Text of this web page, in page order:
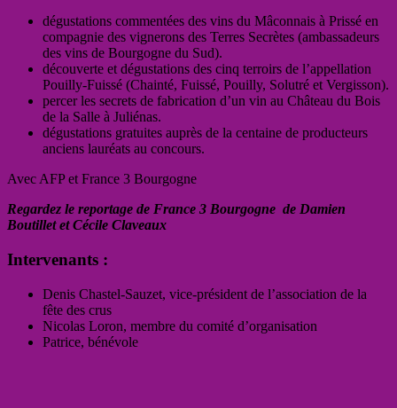
dégustations commentées des vins du Mâconnais à Prissé en
compagnie des vignerons des Terres Secrètes (ambassadeurs
des vins de Bourgogne du Sud).
découverte et dégustations des cinq terroirs de l’appellation
Pouilly-Fuissé (Chainté, Fuissé, Pouilly, Solutré et Vergisson).
percer les secrets de fabrication d’un vin au Château du Bois
de la Salle à Juliénas.
dégustations gratuites auprès de la centaine de producteurs
anciens lauréats au concours.
Avec AFP et France 3 Bourgogne
Regardez le reportage de France 3 Bourgogne de Damien
Boutillet et Cécile Claveaux
Intervenants :
Denis Chastel-Sauzet, vice-président de l’association de la
fête des crus
Nicolas Loron, membre du comité d’organisation
Patrice, bénévole